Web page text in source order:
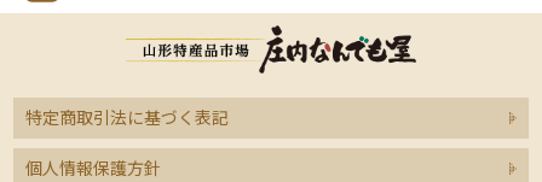
特定商取引法に基づく表記
個人情報保護方針